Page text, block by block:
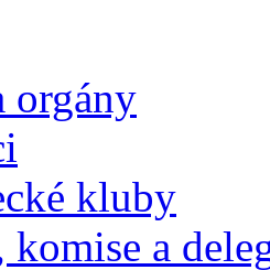
orgány
kluby
a